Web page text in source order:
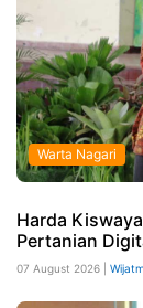
Warta Nagari
Harda
Pertanian
07 August 2026 |